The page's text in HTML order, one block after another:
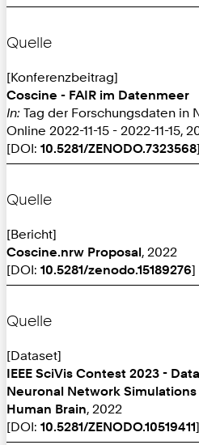
Quelle
[Konferenzbeitrag]
Coscine - FAIR im Datenmeer
In: Tag der Forschungsdaten in
Online 2022-11-15 - 2022-11-15,
[DOI: 10.5281/ZENODO.7323568]
Quelle
[Bericht]
Coscine.nrw Proposal, 2022
[DOI: 10.5281/zenodo.15189276]
Quelle
[Dataset]
IEEE SciVis Contest 2023 -
Neuronal Network
Human Brain, 2022
[DOI: 10.5281/ZENODO.10519411]